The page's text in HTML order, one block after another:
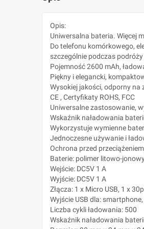
Opis:
Uniwersalna bateria. Więcej
Do telefonu komórkowego,
szczególnie podczas
Pojemność 2600 mAh,
Piękny i elegancki,
Wysokiej jakości, odporny na
CE , Certyfikaty ROHS, FCC
Uniwersalne zastosowanie,
Wskaźnik naładowania
Wykorzystuje wymienne
Jednoczesne używanie i
Ochrona przed
Baterie: polimer litowo-
Wejście: DC5V 1 A
Wyjście: DC5V 1 A
Złącza: 1 x Micro USB, 1 x
Wyjście USB dla:
Liczba cykli ładowania: 500
Wskaźnik naładowania